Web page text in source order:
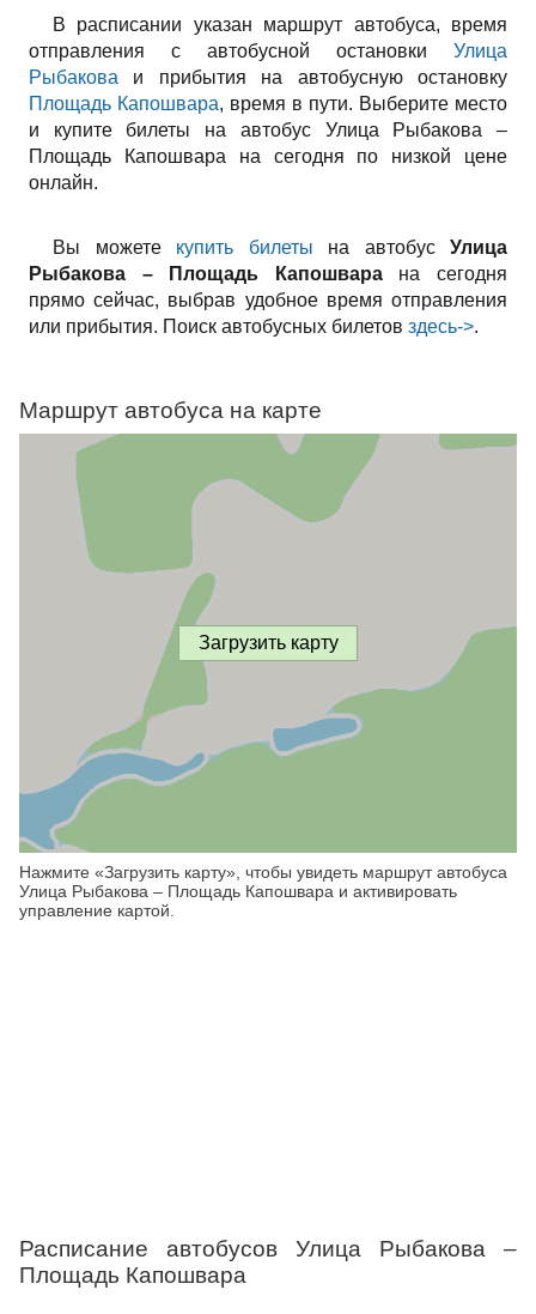
В расписании указан маршрут автобуса, время
отправления с автобусной остановки Улица
Рыбакова и прибытия на автобусную остановку
Площадь Капошвара, время в пути. Выберите место
и купите билеты на автобус Улица Рыбакова –
Площадь Капошвара на сегодня по низкой цене
онлайн.
Вы можете купить билеты на автобус Улица
Рыбакова – Площадь Капошварана сегодня
прямо сейчас, выбрав удобное время отправления
или прибытия. Поиск автобусных билетов здесь->.
Маршрут автобуса на карте
Загрузить карту
Нажмите «Загрузить карту», чтобы увидеть маршрут автобуса
Улица Рыбакова – Площадь Капошвара и активировать
управление картой.
Расписание автобусов Улица Рыбакова –
Площадь Капошвара